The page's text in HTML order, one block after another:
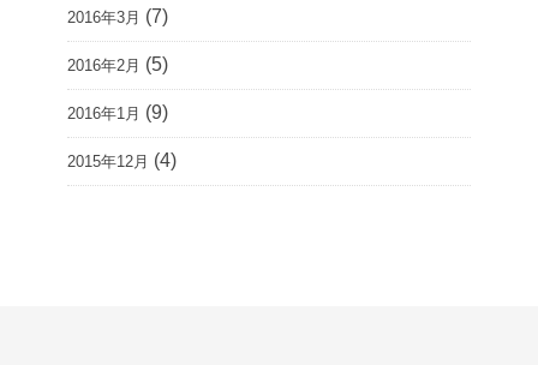
2016年3月 (7)
2016年2月 (5)
2016年1月 (9)
2015年12月 (4)